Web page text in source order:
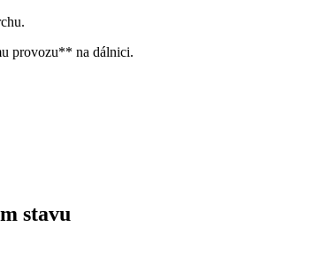
provozu** na dálnici.
stavu